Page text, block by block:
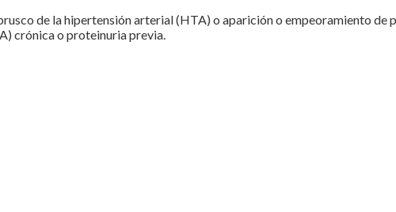
de la hipertensión arterial (HTA) o aparición o empeoramiento
crónica o proteinuria previa.